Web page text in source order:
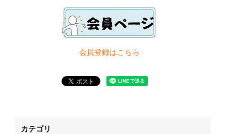
会員登録はこちら
カテゴリ